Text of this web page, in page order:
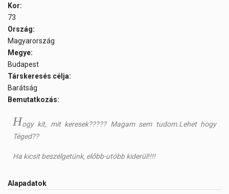
Kor:
73
Ország:
Magyarország
Megye:
Budapest
Társkeresés célja:
Barátság
Bemutatkozás:
Hogy kit, mit keresek????? Magam sem tudom.Lehet hogy
Téged??
Ha kicsit beszélgetünk, előbb-utóbb kiderül!!!!
Alapadatok